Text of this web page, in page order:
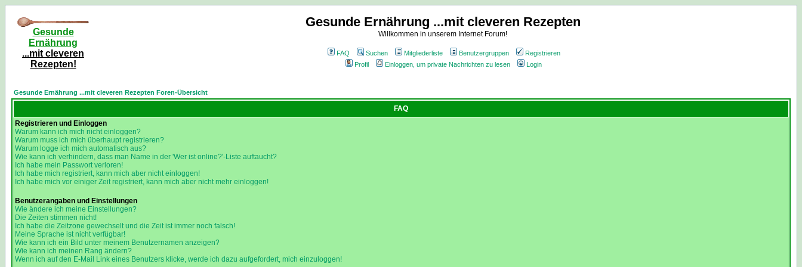
Gesunde
Ernährung
...mit cleveren
Rezepten!
Gesunde Ernährung ...mit cleveren Rezepten
Willkommen in unserem Internet Forum!
FAQ Suchen Mitgliederliste Benutzergruppen
Registrieren
Profil
Einloggen, um private Nachrichten zu lesen Login
Gesunde Ernährung ...mit cleveren Rezepten Foren-Übersicht
FAQ
Registrieren und Einloggen
Warum kann ich mich nicht einloggen?
Warum muss ich mich überhaupt registrieren?
Warum logge ich mich automatisch aus?
Wie kann ich verhindern, dass man Name in der 'Wer ist online?'-Liste auftaucht?
Ich habe mein Passwort verloren!
Ich habe mich registriert, kann mich aber nicht einloggen!
Ich habe mich vor einiger Zeit registriert, kann mich aber nicht mehr einloggen!
Benutzerangaben und Einstellungen
Wie ändere ich meine Einstellungen?
Die Zeiten stimmen nicht!
Ich habe die Zeitzone gewechselt und die Zeit ist immer noch falsch!
Meine Sprache ist nicht verfügbar!
Wie kann ich ein Bild unter meinem Benutzernamen anzeigen?
Wie kann ich meinen Rang ändern?
Wenn ich auf den E-Mail Link eines Benutzers klicke, werde ich dazu aufgefordert, mich einzuloggen!